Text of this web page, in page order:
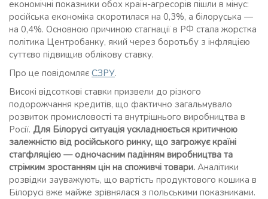
економічні показники обох країн-агресорів пішли в мінус:
російська економіка скоротилася на 0,3%, а білоруська —
на 0,4%. Основною причиною стагнації в РФ стала жорстка
політика Центробанку, який через боротьбу з інфляцією
суттєво підвищив облікову ставку.
Про це повідомляє СЗРУ.
Високі відсоткові ставки призвели до різкого
подорожчання кредитів, що фактично загальмувало
розвиток промисловості та внутрішнього виробництва в
Росії. Для Білорусі ситуація ускладнюється критичною
залежністю від російського ринку, що загрожує країні
стагфляцією — одночасним падінням виробництва та
стрімким зростанням цін на споживчі товари. Аналітики
розвідки зауважують, що вартість продуктового кошика в
Білорусі вже майже зрівнялася з польськими показниками.